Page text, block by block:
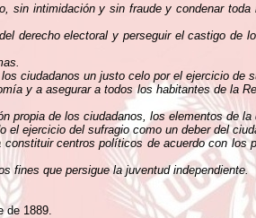
sin intimidación y sin fraude y condenar toda
derecho electoral y perseguir el castigo de
ciudadanos un justo celo por el ejercicio de
y a asegurar a todos los habitantes de la
propia de los ciudadanos, los elementos de la
ejercicio del sufragio como un deber del
centros políticos de acuerdo con los
fines que persigue la juventud independiente.
de 1889.